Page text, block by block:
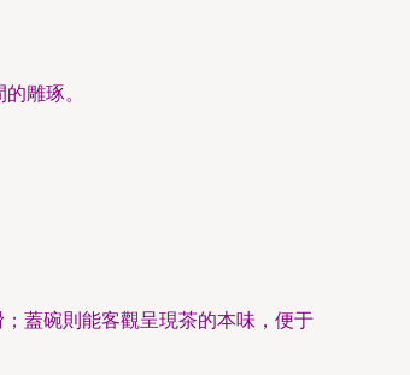
雕琢。
蓋碗則能客觀呈現茶的本味，便于